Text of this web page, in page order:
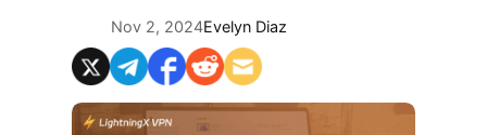
Nov 2, 2024Evelyn Diaz